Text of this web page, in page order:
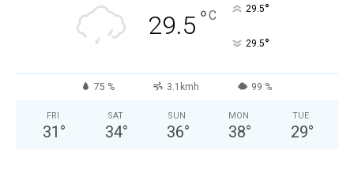
29.5 °C 29.5°
29.5°
75 % 3.1kmh 99 %
FRI
31 °
SAT
34°
SUN
36°
MON
38°
TUE
29°